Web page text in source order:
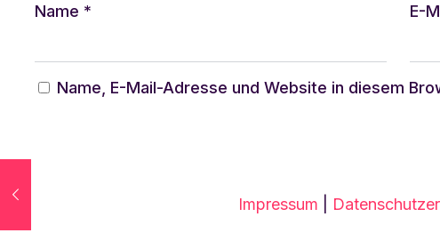
Name * E-
Name, E-Mail-Adresse und Website in diesem
Impressum